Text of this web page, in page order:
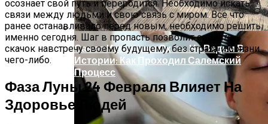
Самая Известная Охота На Ведьм В
Истории: Как Проходил Салемский
Процесс
осознает свой путь и переродится. Необходимо искать
связи между людьми и свою связь с миром. Все что
ранее останавливало перед новым, необходимо решить
именно сегодня. Шаг в пропасть позволит сделать
скачок навстречу своему будущему, без страха и боязни
чего-либо.
Фаза Луны 24 Февраля Влияет На
Здоровье Людей